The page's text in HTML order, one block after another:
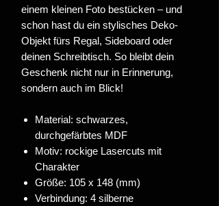
einem kleinen Foto bestücken – und
schon hast du ein stylisches Deko-
Objekt fürs Regal, Sideboard oder
deinen Schreibtisch. So bleibt dein
Geschenk nicht nur in Erinnerung,
sondern auch im Blick!
Material: schwarzes,
durchgefärbtes MDF
Motiv: rockige Lasercuts mit
Charakter
Größe: 105 x 148 (mm)
Verbindung: 4 silberne